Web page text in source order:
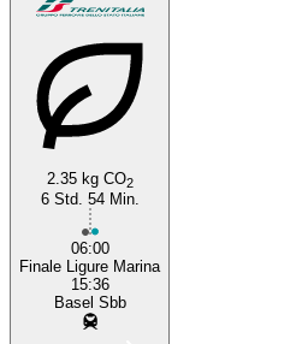
2.35 kg CO2
6 Std. 54 Min.
06:00
Finale Ligure Marina
15:36
Basel Sbb